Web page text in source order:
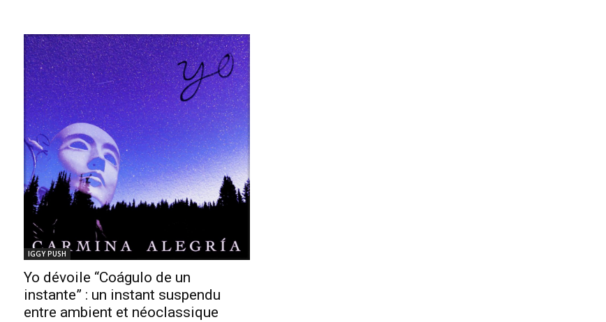
IGGY PUSH
Yo dévoile “Coágulo de un
instante” : un instant suspendu
entre ambient et néoclassique